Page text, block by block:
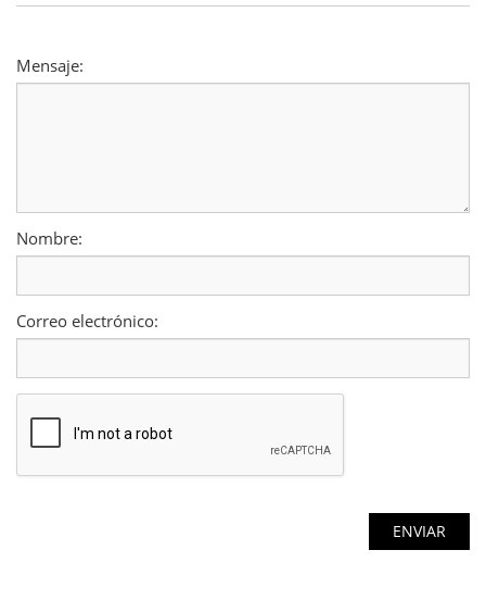
Mensaje:
Nombre:
Correo electrónico: